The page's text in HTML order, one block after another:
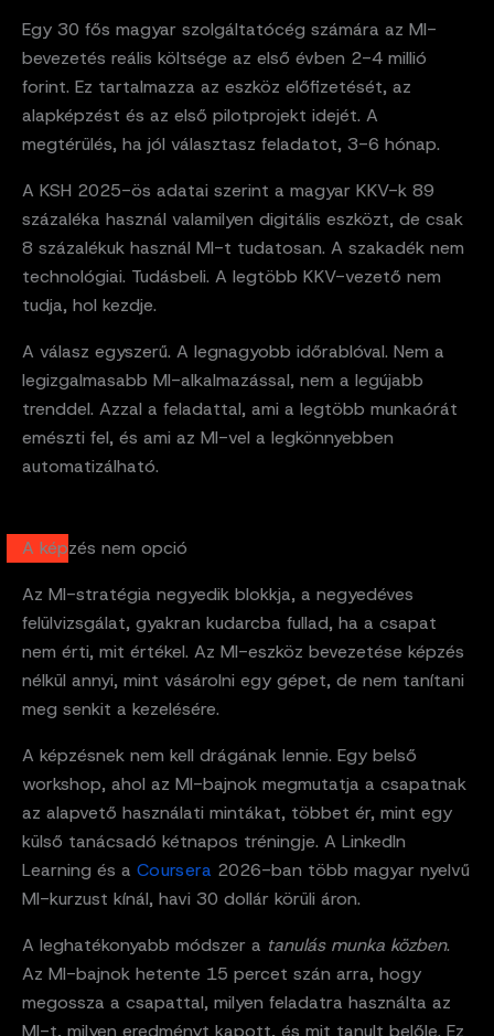
Egy 30 fős magyar szolgáltatócég számára az MI-
bevezetés reális költsége az első évben 2-4 millió
forint. Ez tartalmazza az eszköz előfizetését, az
alapképzést és az első pilotprojekt idejét. A
megtérülés, ha jól választasz feladatot, 3-6 hónap.
A KSH 2025-ös adatai szerint a magyar KKV-k 89
százaléka használ valamilyen digitális eszközt, de csak
8 százalékuk használ MI-t tudatosan. A szakadék nem
technológiai. Tudásbeli. A legtöbb KKV-vezető nem
tudja, hol kezdje.
A válasz egyszerű. A legnagyobb időrablóval. Nem a
legizgalmasabb MI-alkalmazással, nem a legújabb
trenddel. Azzal a feladattal, ami a legtöbb munkaórát
emészti fel, és ami az MI-vel a legkönnyebben
automatizálható.
A képzés nem opció
Az MI-stratégia negyedik blokkja, a negyedéves
felülvizsgálat, gyakran kudarcba fullad, ha a csapat
nem érti, mit értékel. Az MI-eszköz bevezetése képzés
nélkül annyi, mint vásárolni egy gépet, de nem tanítani
meg senkit a kezelésére.
A képzésnek nem kell drágának lennie. Egy belső
workshop, ahol az MI-bajnok megmutatja a csapatnak
az alapvető használati mintákat, többet ér, mint egy
külső tanácsadó kétnapos tréningje. A LinkedIn
Learning és a Coursera 2026-ban több magyar nyelvű
MI-kurzust kínál, havi 30 dollár körüli áron.
A leghatékonyabb módszer a tanulás munka közben.
Az MI-bajnok hetente 15 percet szán arra, hogy
megossza a csapattal, milyen feladatra használta az
MI-t, milyen eredményt kapott, és mit tanult belőle. Ez